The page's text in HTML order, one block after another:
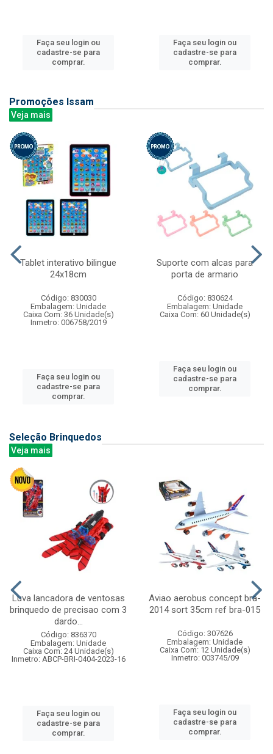
Faça seu login ou
cadastre-se para
comprar.
Faça seu login ou
cadastre-se para
comprar.
Promoções Issam
Veja mais
Tablet interativo bilingue
24x18cm
Código: 830030
Embalagem: Unidade
Caixa Com: 36 Unidade(s)
Inmetro: 006758/2019
Faça seu login ou
cadastre-se para
comprar.
Suporte com alcas para
porta de armario
Código: 830624
Embalagem: Unidade
Caixa Com: 60 Unidade(s)
Faça seu login ou
cadastre-se para
comprar.
Seleção Brinquedos
Veja mais
Luva lancadora de ventosas
brinquedo de precisao com 3
dardo...
Código: 836370
Embalagem: Unidade
Caixa Com: 24 Unidade(s)
Inmetro: ABCP-BRI-0404-2023-16
Faça seu login ou
cadastre-se para
comprar.
Aviao aerobus concept bra-
2014 sort 35cm ref bra-015
Código: 307626
Embalagem: Unidade
Caixa Com: 12 Unidade(s)
Inmetro: 003745/09
Faça seu login ou
cadastre-se para
comprar.